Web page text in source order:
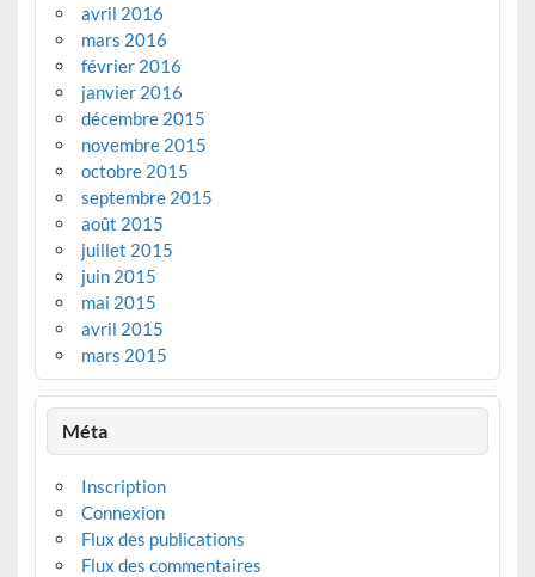
avril 2016
mars 2016
février 2016
janvier 2016
décembre 2015
novembre 2015
octobre 2015
septembre 2015
août 2015
juillet 2015
juin 2015
mai 2015
avril 2015
mars 2015
Méta
Inscription
Connexion
Flux des publications
Flux des commentaires